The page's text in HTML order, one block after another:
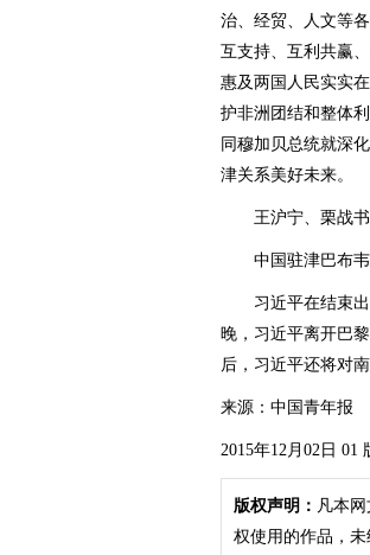
治、经贸、人文等
互支持、互利共赢
惠及两国人民实实
护非洲团结和整体
同穆加贝总统就深
津关系美好未来。
王沪宁、栗战书
中国驻津巴布韦
习近平在结束出
晚，习近平离开巴
后，习近平还将对
来源：中国青年报
2015年12月02日 01
版权声明： 凡本
权使用的作品，未